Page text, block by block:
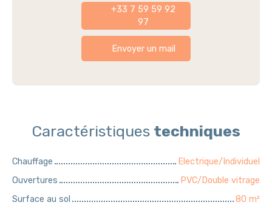
+33 7 59 59 92
97
Envoyer un mail
Caractéristiques techniques
Chauffage
Electrique/Individuel
Ouvertures
PVC/Double vitrage
Surface au sol
80 m²